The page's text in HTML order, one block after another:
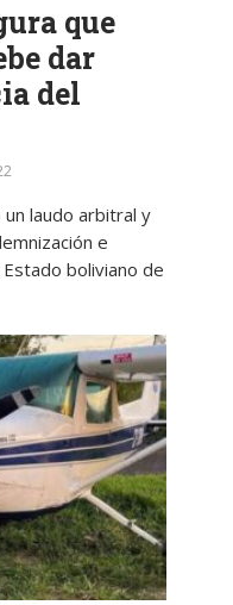
que
dar
del
laudo arbitral y
e
boliviano de